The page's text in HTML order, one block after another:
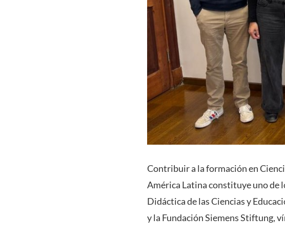
Contribuir a la formación en
América Latina constituye uno de
Didáctica de las Ciencias y
y la Fundación Siemens Stiftung,